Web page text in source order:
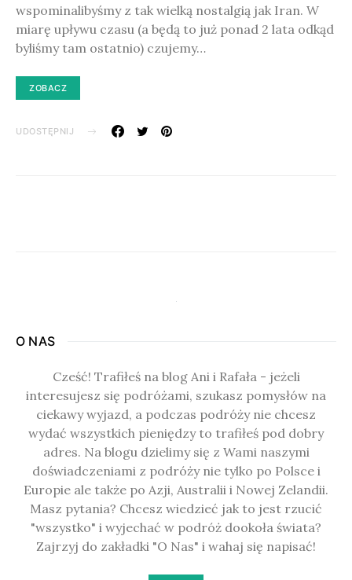
wspominalibyśmy z tak wielką nostalgią jak Iran. W
miarę upływu czasu (a będą to już ponad 2 lata odkąd
byliśmy tam ostatnio) czujemy…
ZOBACZ
UDOSTĘPNIJ
O NAS
Cześć! Trafiłeś na blog Ani i Rafała - jeżeli
interesujesz się podróżami, szukasz pomysłów na
ciekawy wyjazd, a podczas podróży nie chcesz
wydać wszystkich pieniędzy to trafiłeś pod dobry
adres. Na blogu dzielimy się z Wami naszymi
doświadczeniami z podróży nie tylko po Polsce i
Europie ale także po Azji, Australii i Nowej Zelandii.
Masz pytania? Chcesz wiedzieć jak to jest rzucić
"wszystko" i wyjechać w podróż dookoła świata?
Zajrzyj do zakładki "O Nas" i wahaj się napisać!